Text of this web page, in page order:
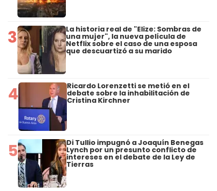
3 La historia real de "Elize: Sombras de
una mujer", la nueva película de
Netflix sobre el caso de una esposa
que descuartizó a su marido
4 Ricardo Lorenzetti se metió en el
debate sobre la inhabilitación de
Cristina Kirchner
5 Di Tullio impugnó a Joaquín Benegas
Lynch por un presunto conflicto de
intereses en el debate de la Ley de
Tierras